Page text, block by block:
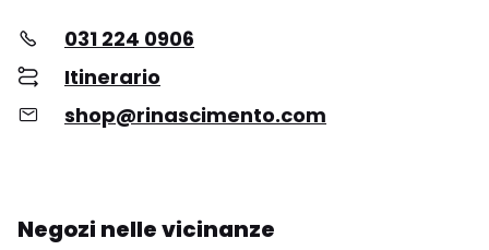
031 224 0906
Itinerario
shop@rinascimento.com
Negozi nelle vicinanze